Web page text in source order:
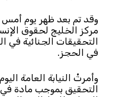
وقد تم بعد ظهر يوم أمس
مركز الخليج لحقوق
التحقيقات الجنائية في
في الحجز.
وأمرتْ النيابة العامة
التحقيق بموجب مادة في